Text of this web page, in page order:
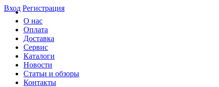
О нас
Оплата
Доставка
Сервис
Каталоги
Новости
Статьи и обзоры
Контакты
Вход Регистрация